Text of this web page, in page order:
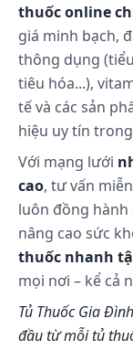
thuốc online
giá minh bạch,
thông dụng
tiêu hóa...),
tế và các sản
hiệu uy tín
Với mạng lưới
cao, tư vấn
luôn đồng
nâng cao sức
thuốc nhanh
mọi nơi – kể cả
Tủ Thuốc Gia
đầu từ mỗi tủ